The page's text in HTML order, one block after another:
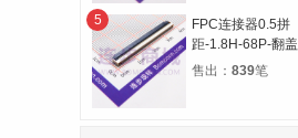
5
FPC连接器0.5拼
距-1.8H-68P-翻盖
下接
售出： 839笔